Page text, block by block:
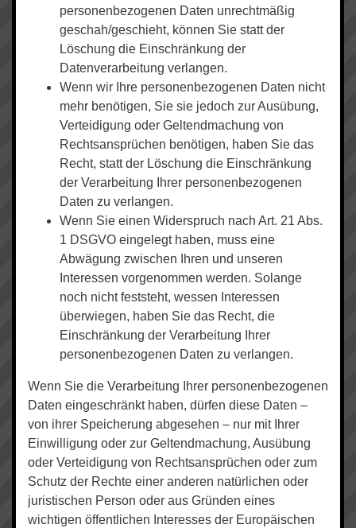
personenbezogenen Daten unrechtmäßig
geschah/geschieht, können Sie statt der
Löschung die Einschränkung der
Datenverarbeitung verlangen.
Wenn wir Ihre personenbezogenen Daten nicht
mehr benötigen, Sie sie jedoch zur Ausübung,
Verteidigung oder Geltendmachung von
Rechtsansprüchen benötigen, haben Sie das
Recht, statt der Löschung die Einschränkung
der Verarbeitung Ihrer personenbezogenen
Daten zu verlangen.
Wenn Sie einen Widerspruch nach Art. 21 Abs.
1 DSGVO eingelegt haben, muss eine
Abwägung zwischen Ihren und unseren
Interessen vorgenommen werden. Solange
noch nicht feststeht, wessen Interessen
überwiegen, haben Sie das Recht, die
Einschränkung der Verarbeitung Ihrer
personenbezogenen Daten zu verlangen.
Wenn Sie die Verarbeitung Ihrer personenbezogenen
Daten eingeschränkt haben, dürfen diese Daten –
von ihrer Speicherung abgesehen – nur mit Ihrer
Einwilligung oder zur Geltendmachung, Ausübung
oder Verteidigung von Rechtsansprüchen oder zum
Schutz der Rechte einer anderen natürlichen oder
juristischen Person oder aus Gründen eines
wichtigen öffentlichen Interesses der Europäischen